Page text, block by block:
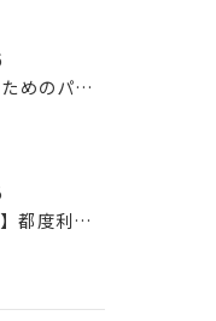
50代初心者のためのパーソナルジムで健康体へ
【墨田区曳舟】都度利用OK！初心者向けキックボクシングジム